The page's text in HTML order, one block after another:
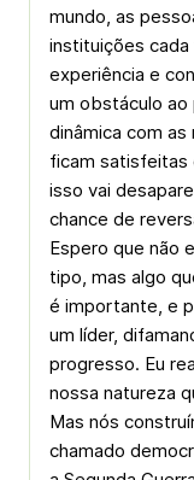
mundo, as
instituições
experiência e
um obstáculo ao
dinâmica com
ficam satisfeitas
isso vai
chance de
Espero que não
tipo, mas algo
é importante, e
um líder,
progresso. Eu
nossa natureza
Mas nós
chamado